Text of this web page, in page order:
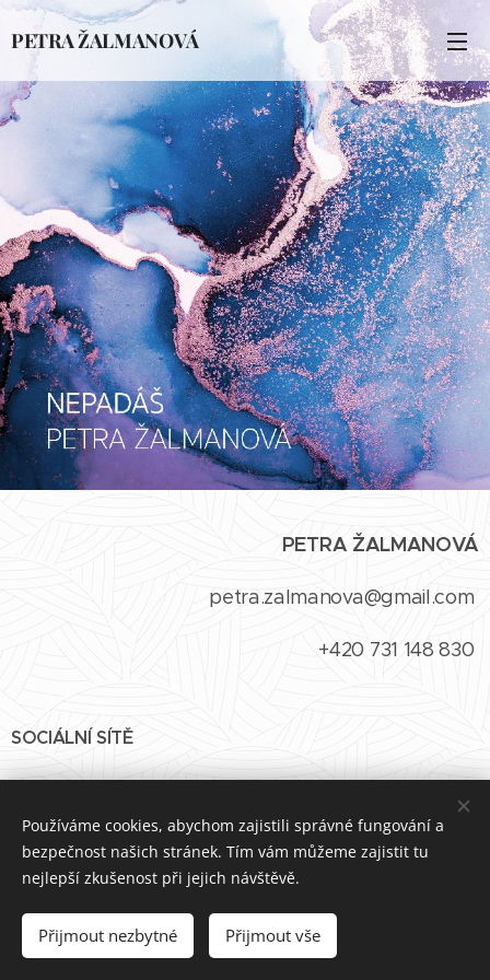
PETRA ŽALMANOVÁ
PETRA ŽALMANOVÁ
petra.zalmanova@gmail.com
+420 731 148 830
SOCIÁLNÍ SÍTĚ
Vytvořeno službou Webnode Cookies
Používáme cookies, abychom zajistili správné fungování a
bezpečnost našich stránek. Tím vám můžeme zajistit tu
nejlepší zkušenost při jejich návštěvě.
Přijmout nezbytné Přijmout vše